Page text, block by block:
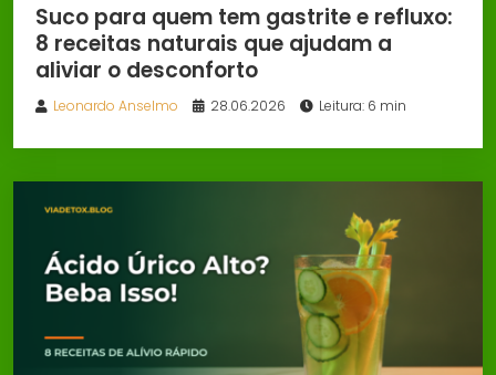
Suco para quem tem gastrite e refluxo:
8 receitas naturais que ajudam a
aliviar o desconforto
Leonardo Anselmo 28.06.2026 Leitura: 6 min